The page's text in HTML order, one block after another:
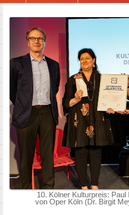
10. Kölner Kulturpreis:
von Oper Köln (Dr. Birgit